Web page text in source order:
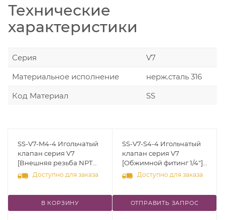
Технические
характеристики
Серия
V7
Материальное исполнение
нерж.сталь 316
Код Материал
SS
SS-V7-M4-4 Игольчатый
клапан серия V7
[Внешняя резьба NPT
1/4"] Cv-0,27(Ду-4 мм)
Тип: Прямой; Материал:
Уплотнение: FKM;
Наконечник штока:
Доступно для заказа
В КОРЗИНУ
SS-V7-S4-4 Игольчатый
клапан серия V7
[Обжимной фитинг 1/4"]
Cv-0,27(Ду-4 мм) Тип:
Прямой; Материал:
Уплотнение: FKM;
Наконечник штока:
Доступно для заказа
ОТПРАВИТЬ ЗАПРОС